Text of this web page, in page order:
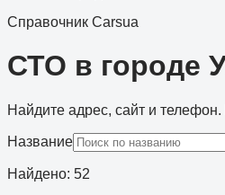
Справочник Carsua
СТО в городе
Найдите адрес, сайт и
Название
Найдено: 52